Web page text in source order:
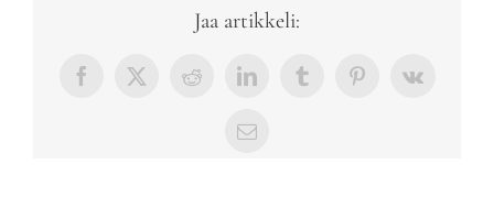
Jaa artikkeli:
Facebook
X RedditLinkedInTumblrPinterest
Vk
sähköposti